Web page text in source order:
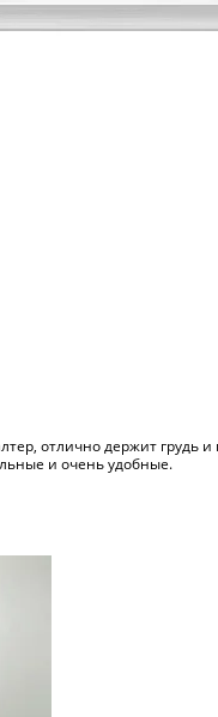
отлично держит
и очень удобные.